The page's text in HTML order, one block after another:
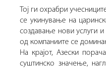
Тој ги охрабри
се укинување на
создавање нови услуги и
од компаниите се
На крајот, Азески
суштинско значење,